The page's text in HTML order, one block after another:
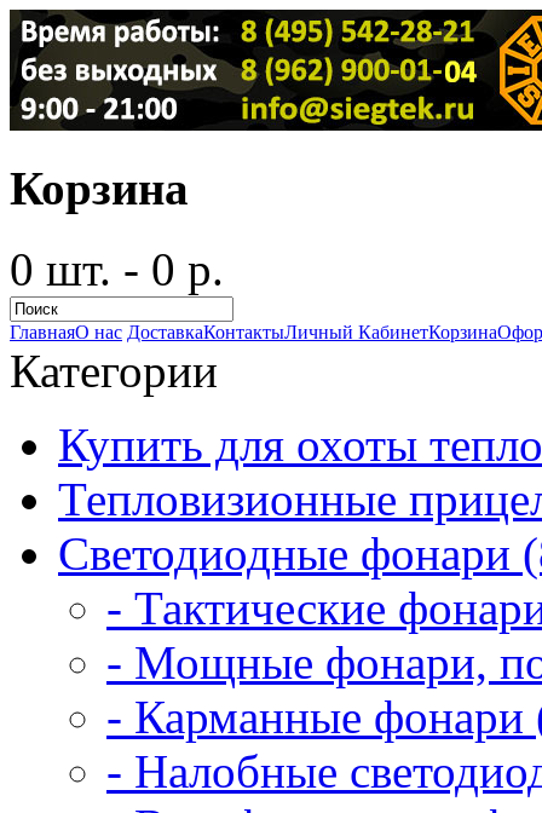
Корзина
0 шт. - 0 р.
ГлавнаяО нас ДоставкаКонтактыЛичный КабинетКорзина
Категории
Купить для охоты
Тепловизионные
Светодиодные фонари
- Тактические
- Мощные фонари,
- Карманные фонари
- Налобные